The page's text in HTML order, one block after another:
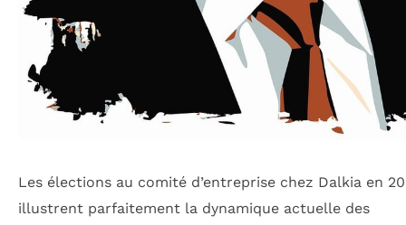
Les élections au comité d’entreprise chez Dalkia en
illustrent parfaitement la dynamique actuelle des